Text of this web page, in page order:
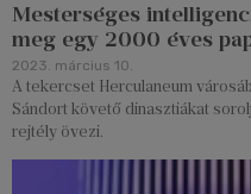
Mesterséges
meg egy 2000 éves
2023. március 10.
A tekercset Herculaneum
Sándort követő dinasztiákat
rejtély övezi.